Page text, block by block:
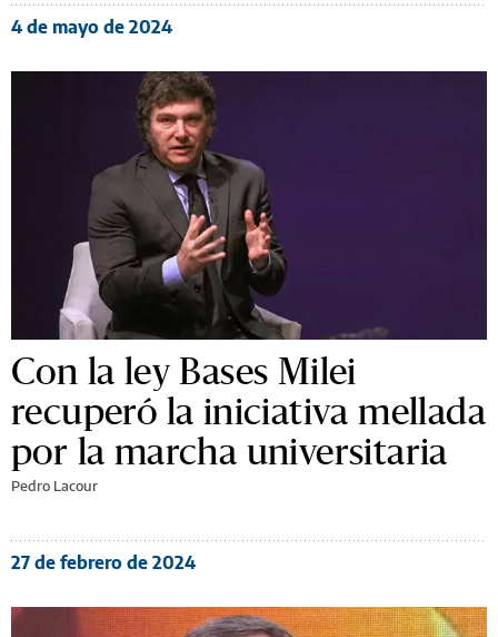
4 de mayo de 2024
Con la ley Bases Milei
recuperó la iniciativa mellada
por la marcha universitaria
Pedro Lacour
27 de febrero de 2024